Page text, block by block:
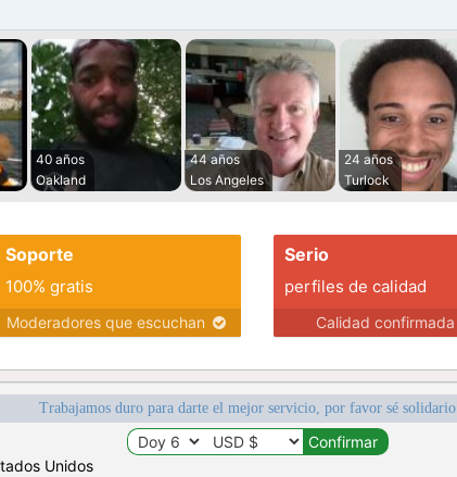
40 años
Oakland
44 años
Los Angeles
24 años
Turlock
Soporte
100% gratis
Moderadores que escuchan
Serio
perfiles de calidad
Calidad confirmada
Trabajamos duro para darte el mejor servicio, por favor sé solidario
Unidos